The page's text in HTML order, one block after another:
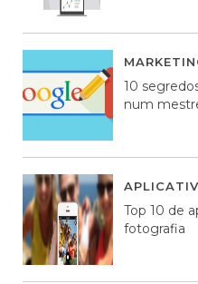
10
num
Top 10 de
fotografia